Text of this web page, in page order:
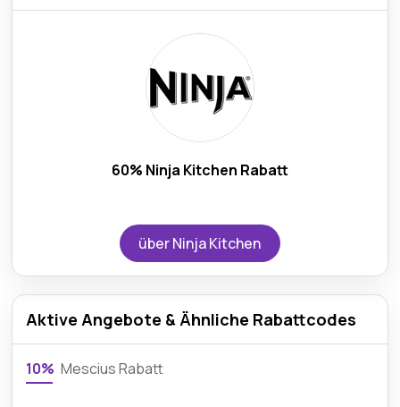
60% Ninja Kitchen Rabatt
über Ninja Kitchen
Aktive Angebote & Ähnliche Rabattcodes
10% Mescius Rabatt